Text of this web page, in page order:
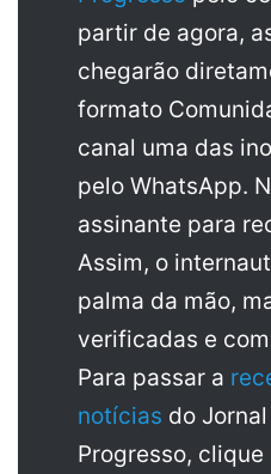
partir de agora,
chegarão
formato
canal uma das
pelo WhatsApp.
assinante para
Assim, o
palma da mão,
verificadas e
Para passar a
notícias do
Progresso,